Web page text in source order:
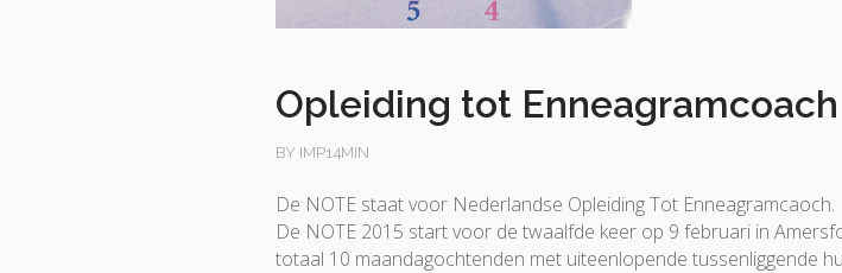
Opleiding tot Enneagramcoach
BY IMP14MIN
De NOTE staat voor Nederlandse Opleiding Tot Enneagramcaoch.
De NOTE 2015 start voor de twaalfde keer op 9 februari in
totaal 10 maandagochtenden met uiteenlopende tussenliggende